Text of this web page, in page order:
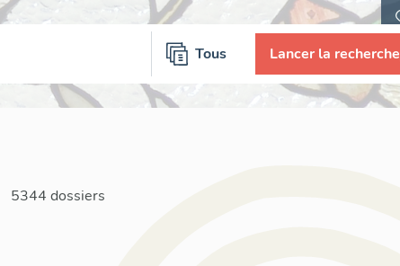
Tous Lancer la recherche
5344 dossiers